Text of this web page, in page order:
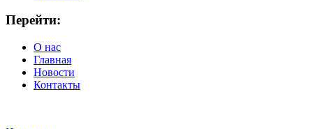
Перейти:
О нас
Главная
Новости
Контакты